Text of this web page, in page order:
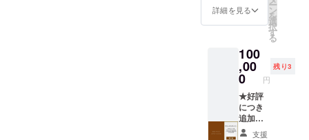
soon)
2027年
9月30日
までの3
割引
コード
を発行
いたし
ます。
HPより
ご予約
の際、
国：日
本 ・原
（国内
製
造）、
白生あ
ん、苺
ピュー
レ、桃
ピュー
に表記
のを詰
め合わ
せるた
め、個
数はあ
くまで
目安で
す。
る果物
の詰め
合わせ
しま
す。 ・
個数：
旬を迎
える果
物を約
4-8種類
・産
詳細を見る ー
ン
を
選
択
す
る
100
,00
0 円
残り3
★好評
につき
追加
★【ブ
支援